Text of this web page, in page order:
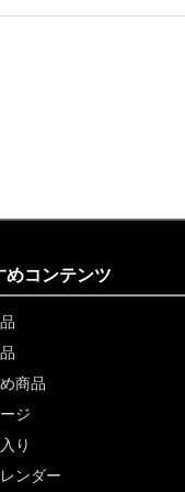
めコンテンツ
商品
ジ
り
ンダー